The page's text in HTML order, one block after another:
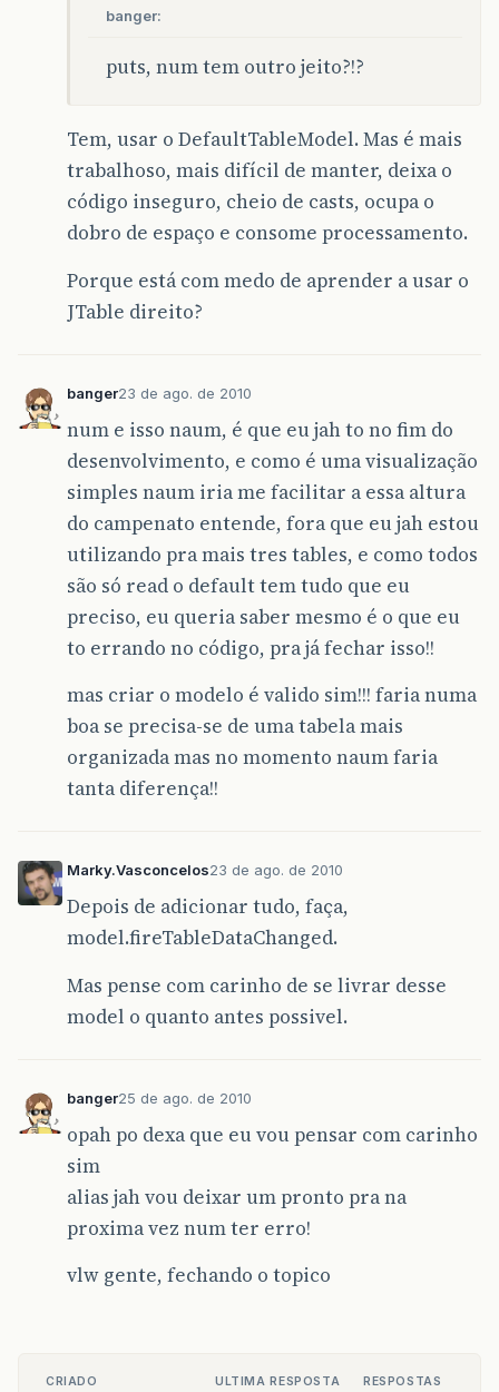
banger:
puts, num tem outro jeito?!?
Tem, usar o DefaultTableModel. Mas é mais
trabalhoso, mais difícil de manter, deixa o
código inseguro, cheio de casts, ocupa o
dobro de espaço e consome processamento.
Porque está com medo de aprender a usar o
JTable direito?
banger23 de ago. de 2010
num e isso naum, é que eu jah to no fim do
desenvolvimento, e como é uma visualização
simples naum iria me facilitar a essa altura
do campenato entende, fora que eu jah estou
utilizando pra mais tres tables, e como todos
são só read o default tem tudo que eu
preciso, eu queria saber mesmo é o que eu
to errando no código, pra já fechar isso!!
mas criar o modelo é valido sim!!! faria numa
boa se precisa-se de uma tabela mais
organizada mas no momento naum faria
tanta diferença!!
Marky.Vasconcelos23 de ago. de 2010
Depois de adicionar tudo, faça,
model.fireTableDataChanged.
Mas pense com carinho de se livrar desse
model o quanto antes possivel.
banger25 de ago. de 2010
opah po dexa que eu vou pensar com carinho
sim
alias jah vou deixar um pronto pra na
proxima vez num ter erro!
vlw gente, fechando o topico
CRIADO ULTIMA RESPOSTA RESPOSTAS